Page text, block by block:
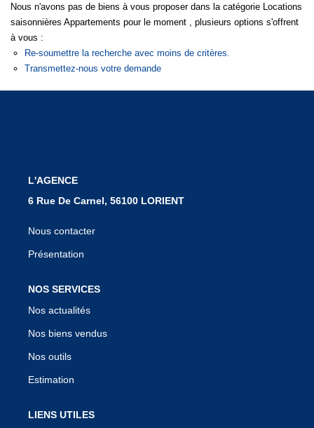
BIENS VENDUS
NOTRE AGENCE
CONTACT
Créer une alerte
Nous n'avons pas de biens à vous proposer dans la catégorie Locations
saisonnières Appartements pour le moment , plusieurs options s'offrent
à vous :
Re-soumettre la recherche avec moins de critères.
Transmettez-nous votre demande
L'AGENCE
6 Rue De Carnel, 56100 LORIENT
Nous contacter
Présentation
NOS SERVICES
Nos actualités
Nos biens vendus
Nos outils
Estimation
LIENS UTILES